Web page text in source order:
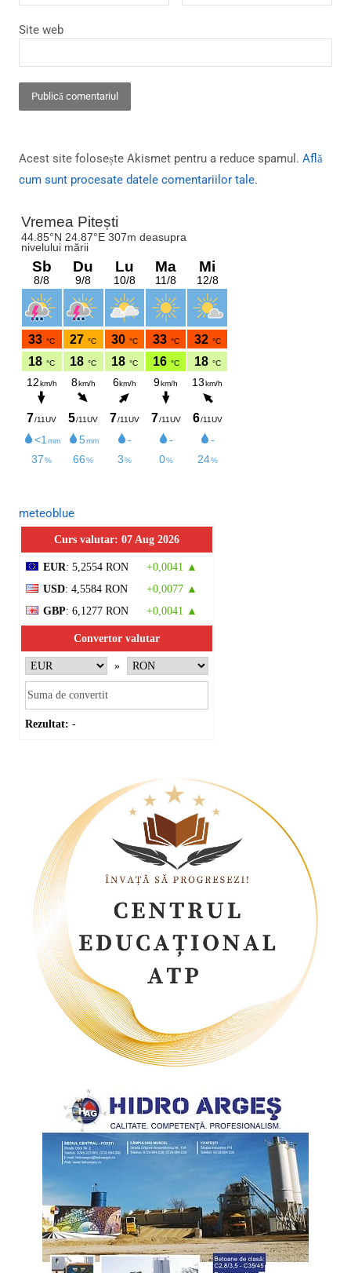
Site web
Acest site folosește Akismet pentru a reduce spamul. Află
cum sunt procesate datele comentariilor tale.
meteoblue
Curs valutar: 07 Aug 2026
EUR: 5,2554 RON
+0,0041 ▲
USD: 4,5584 RON
+0,0077 ▲
GBP: 6,1277 RON +0,0041 ▲
Convertor valutar
»
Rezultat: -